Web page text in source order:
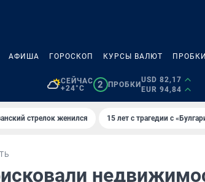
АФИША ГОРОСКОП КУРСЫ ВАЛЮТ ПРОБКИ
СЕЙЧАС
+24°C
2 ПРОБКИ
USD 82,17
EUR 94,84
стрелок женился 15 лет с трагедии с